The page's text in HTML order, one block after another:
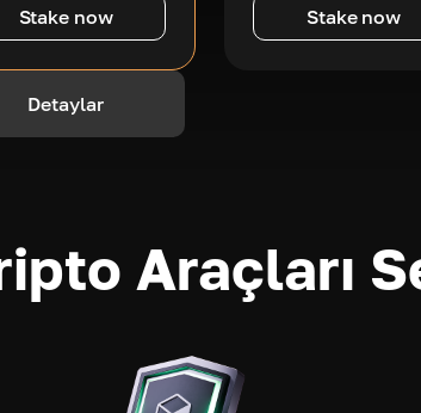
Stake now Stake now
Detaylar
Araçları